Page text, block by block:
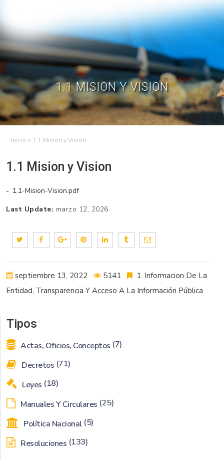
Transparencia
Contrataciones
Contáctenos
Regístrese – Solo
avicultores
Inicia Sesión
content
1.1 MISION Y VISION
> 1.1 Mision y Vision
1.1 Mision y Vision
1.1-Mision-Vision.pdf
Last Update: marzo 12, 2026
septiembre 13, 2022 5141
1. Informacion De La
Entidad, Transparencia Y Acceso A La Información Pública
Tipos
Actas, Oficios, Conceptos (7)
Decretos (71)
Leyes (18)
Manuales Y Circulares (25)
Política Nacional (5)
Resoluciones (133)